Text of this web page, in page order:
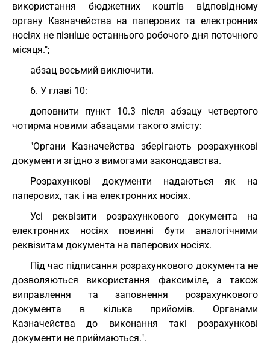
використання бюджетних коштів відповідному
органу Казначейства на паперових та електронних
носіях не пізніше останнього робочого дня поточного
місяця.";
абзац восьмий виключити.
6. У главі 10:
доповнити пункт 10.3 після абзацу четвертого
чотирма новими абзацами такого змісту:
"Органи Казначейства зберігають розрахункові
документи згідно з вимогами законодавства.
Розрахункові документи надаються як на
паперових, так і на електронних носіях.
Усі реквізити розрахункового документа на
електронних носіях повинні бути аналогічними
реквізитам документа на паперових носіях.
Під час підписання розрахункового документа не
дозволяються використання факсиміле, а також
виправлення та заповнення розрахункового
документа в кілька прийомів. Органами
Казначейства до виконання такі розрахункові
документи не приймаються.".